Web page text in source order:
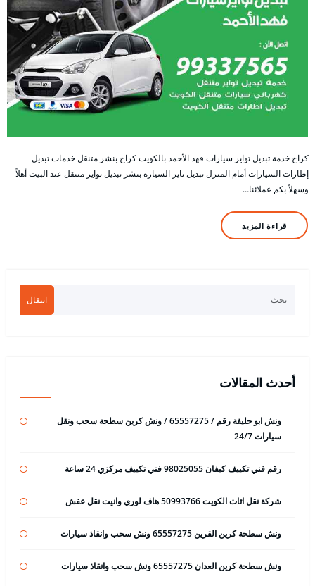
كراج خدمة تبديل تواير سيارات فهد الأحمد بالكويت كراج بنشر متنقل خدمات تبديل
إطارات السيارات أمام المنزل تبديل تاير السيارة بنشر تبديل تواير متنقل عند البيت أهلاً
وسهلاً بكم عملائنا…
قراءة المزيد
انتقال
أحدث المقالات
ونش ابو حليفة رقم / 65557275 / ونش كرين سطحة سحب ونقل
سيارات 24/7
رقم فني تكييف كيفان 98025055 فني تكييف مركزي 24 ساعة
شركة نقل اثاث الكويت 50993766 هاف لوري وانيت نقل عفش
ونش سطحة كرين القرين 65557275 ونش سحب وانقاذ سيارات
ونش سطحة كرين العدان 65557275 ونش سحب وانقاذ سيارات